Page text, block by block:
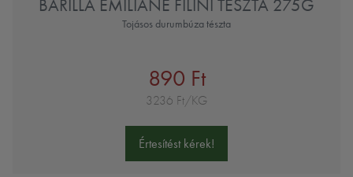
BARILLA EMILIANE FILINI TÉSZTA 275G
Tojásos durumbúza tészta
890 Ft
3236 Ft/KG
Értesítést kérek!